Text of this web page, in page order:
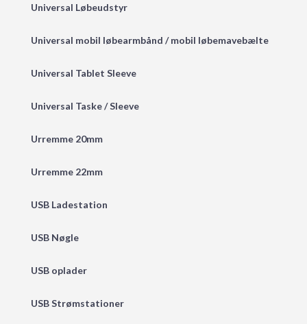
Universal Løbeudstyr
Universal mobil løbearmbånd / mobil løbemavebælte
Universal Tablet Sleeve
Universal Taske / Sleeve
Urremme 20mm
Urremme 22mm
USB Ladestation
USB Nøgle
USB oplader
USB Strømstationer